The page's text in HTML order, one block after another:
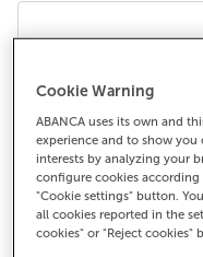
na
Carmen
Cookie Warning
ABANCA uses its own and
experience and to show
interests by analyzing your
configure cookies
"Cookie settings" button.
all cookies reported in the
cookies" or "Reject cookies"